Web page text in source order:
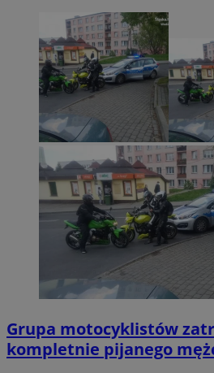
Grupa motocyklistów
kompletnie pijanego